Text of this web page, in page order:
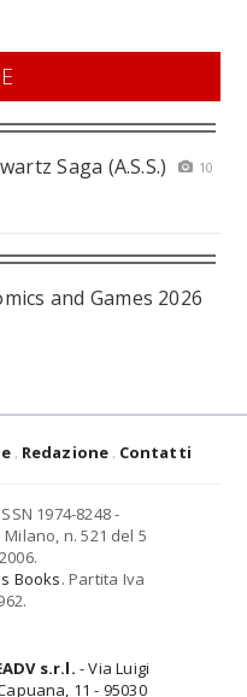
Saga (A.S.S.)
10
and Games 2026
Redazione Contatti
1974-8248 -
n. 521 del 5
Books. Partita Iva
s.r.l. - Via Luigi
11 - 95030